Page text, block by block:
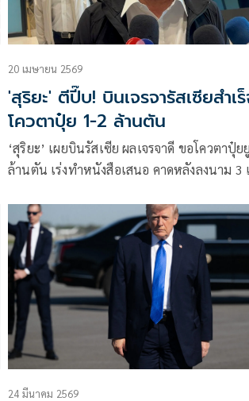
20 เมษายน 2569
'สุริยะ' ตีปี๊บ! บินเจรจารัสเซียสำเ
โควตาปุ๋ย 1-2 ล้านตัน
‘สุริยะ’ เผยบินรัสเซีย ผลเจรจาดี ขอโควตาปุ๋ย
ล้านตัน​ เร่งทำหนังสือเสนอ คาดหลังลงนาม​ 3
24 มีนาคม 2569